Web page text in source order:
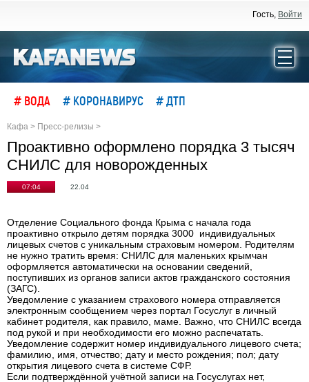
Гость, Войти
# ВОДА # КОРОНАВИРУС # ДТП
Кафа > Пресс-релизы >
Проактивно оформлено порядка 3 тысяч
СНИЛС для новорожденных
07:04 22.04
Отделение Социального фонда Крыма с начала года
проактивно открыло детям порядка 3000 индивидуальных
лицевых счетов с уникальным страховым номером. Родителям
не нужно тратить время: СНИЛС для маленьких крымчан
оформляется автоматически на основании сведений,
поступивших из органов записи актов гражданского состояния
(ЗАГС).
Уведомление с указанием страхового номера отправляется
электронным сообщением через портал Госуслуг в личный
кабинет родителя, как правило, маме. Важно, что СНИЛС всегда
под рукой и при необходимости его можно распечатать.
Уведомление содержит номер индивидуального лицевого счета;
фамилию, имя, отчество; дату и место рождения; пол; дату
открытия лицевого счета в системе СФР.
Если подтверждённой учётной записи на Госуслугах нет,